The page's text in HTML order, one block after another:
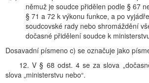
němuž je soudce přidělen podle § 67
§ 71 a 72 k výkonu funkce, a po
soudcovské rady nebo shromáždění
dočasné přidělení soudce k
Dosavadní písmeno c) se označuje jako
12. V § 68 odst. 4 se za slova
slova „ministerstvu nebo“.